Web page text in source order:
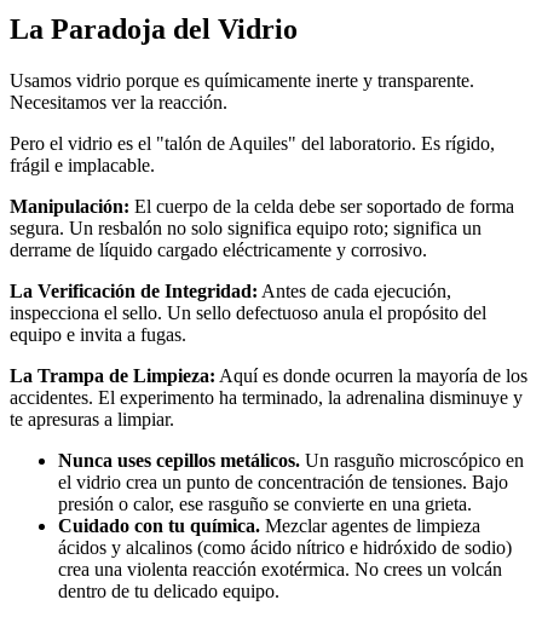
La Paradoja del Vidrio
Usamos vidrio porque es químicamente inerte y transparente.
Necesitamos ver la reacción.
Pero el vidrio es el "talón de Aquiles" del laboratorio. Es rígido,
frágil e implacable.
Manipulación: El cuerpo de la celda debe ser soportado de forma
segura. Un resbalón no solo significa equipo roto; significa un
derrame de líquido cargado eléctricamente y corrosivo.
La Verificación de Integridad: Antes de cada ejecución,
inspecciona el sello. Un sello defectuoso anula el propósito del
equipo e invita a fugas.
La Trampa de Limpieza: Aquí es donde ocurren la mayoría de los
accidentes. El experimento ha terminado, la adrenalina disminuye y
te apresuras a limpiar.
Nunca uses cepillos metálicos. Un rasguño microscópico en
el vidrio crea un punto de concentración de tensiones. Bajo
presión o calor, ese rasguño se convierte en una grieta.
Cuidado con tu química. Mezclar agentes de limpieza
ácidos y alcalinos (como ácido nítrico e hidróxido de sodio)
crea una violenta reacción exotérmica. No crees un volcán
dentro de tu delicado equipo.